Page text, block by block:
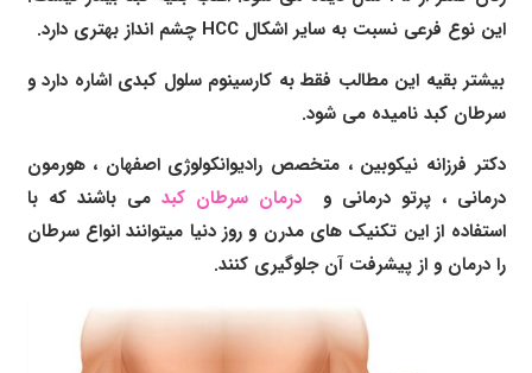
این نوع فرعی نسبت به سایر اشکال HCC چشم انداز بهتری دارد.
بیشتر بقیه این مطالب فقط به کارسینوم سلول کبدی اشاره دارد و
سرطان کبد نامیده می شود.
دکتر فرزانه نیکوبین ، متخصص رادیوانکولوژی اصفهان ، هورمون
درمانی ،پرتو درمانی و درمان سرطان کبد می باشند که با
استفاده از این تکنیک های مدرن و روز دنیا میتوانند انواع سرطان
را درمان و از پیشرفت آن جلوگیری کنند.